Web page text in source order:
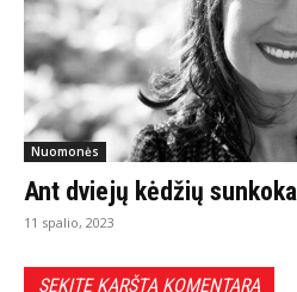
Nuomonės
Ant dviejų kėdžių sunkoka
11 spalio, 2023
SEKITE KARŠTĄ KOMENTARĄ